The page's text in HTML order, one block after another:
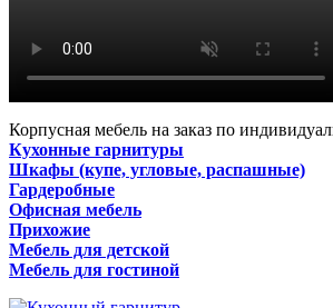
Корпусная мебель на заказ по
Кухонные гарнитуры
Шкафы (купе, угловые, распашные)
Гардеробные
Офисная мебель
Прихожие
Мебель для детской
Мебель для гостиной